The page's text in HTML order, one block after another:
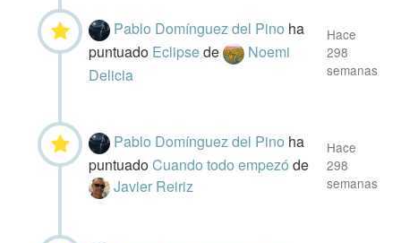
Pablo Domínguez del Pino ha
puntuado Eclipsede
Noemi
Delicia
Hace
298
semanas
Pablo Domínguez del Pino ha
puntuadoCuando todo empezóde
Javier Reiriz
Hace
298
semanas